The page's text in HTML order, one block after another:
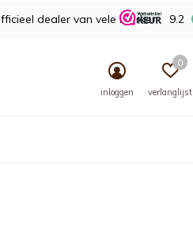
inloggen verlanglijst
0
dealer van vele merken 9.2